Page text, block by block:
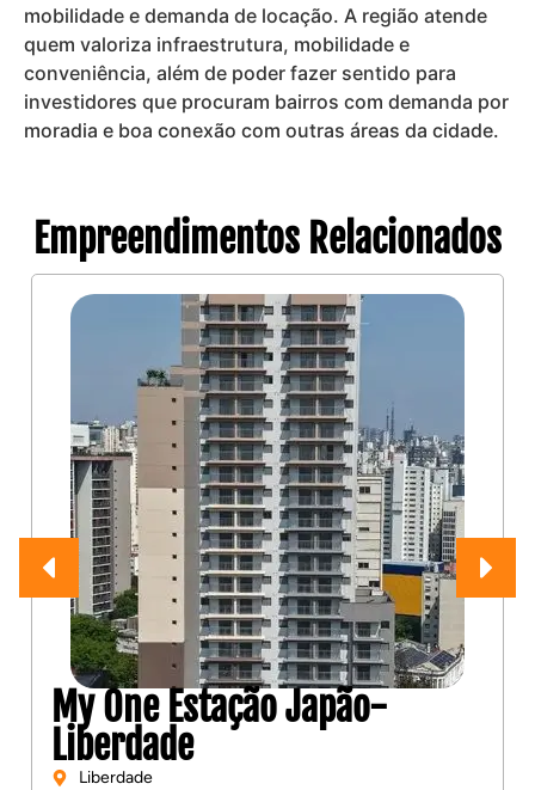
mobilidade e demanda de locação. A região atende
quem valoriza infraestrutura, mobilidade e
conveniência, além de poder fazer sentido para
investidores que procuram bairros com demanda por
moradia e boa conexão com outras áreas da cidade.
Empreendimentos Relacionados
My One Estação Japão-
Liberdade
Liberdade